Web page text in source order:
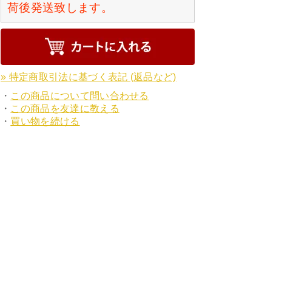
荷後発送致します。
» 特定商取引法に基づく表記 (返品など)
・ この商品について問い合わせる
・ この商品を友達に教える
・ 買い物を続ける